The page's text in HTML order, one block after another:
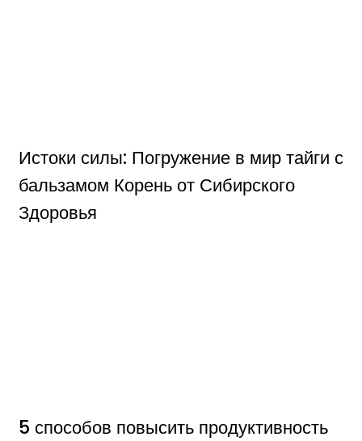
Истоки силы: Погружение в мир тайги с
бальзамом Корень от Сибирского
Здоровья
5 способов повысить продуктивность